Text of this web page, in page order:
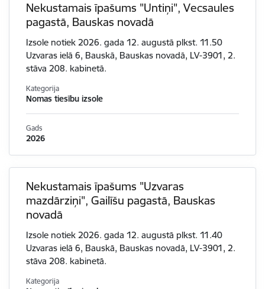
Nekustamais īpašums "Untiņi", Vecsaules
pagastā, Bauskas novadā
Izsole notiek 2026. gada 12. augustā plkst. 11.50
Uzvaras ielā 6, Bauskā, Bauskas novadā, LV-3901, 2.
stāva 208. kabinetā.
Kategorija
Nomas tiesību izsole
Gads
2026
Nekustamais īpašums "Uzvaras
mazdārziņi", Gailīšu pagastā, Bauskas
novadā
Izsole notiek 2026. gada 12. augustā plkst. 11.40
Uzvaras ielā 6, Bauskā, Bauskas novadā, LV-3901, 2.
stāva 208. kabinetā.
Kategorija